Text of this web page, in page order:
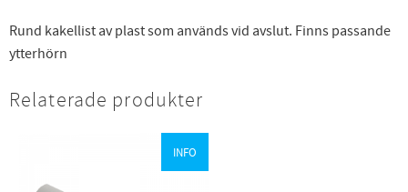
Rund kakellist av plast som används vid avslut. Finns passande
ytterhörn
Relaterade produkter
INFO